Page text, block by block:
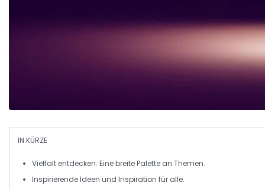
IN KÜRZE
Vielfalt entdecken: Eine breite Palette an Themen.
Inspirierende Ideen und Inspiration für alle.